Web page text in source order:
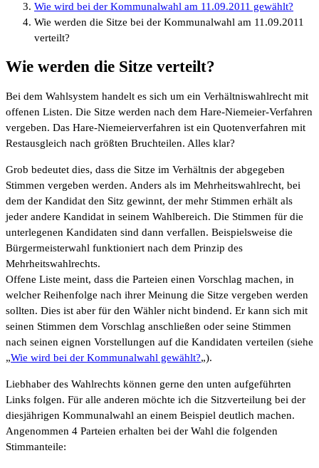
Wie wird bei der Kommunalwahl am 11.09.2011 gewählt?
Wie werden die Sitze bei der Kommunalwahl am 11.09.2011
verteilt?
Wie werden die Sitze verteilt?
Bei dem Wahlsystem handelt es sich um ein Verhältniswahlrecht mit
offenen Listen. Die Sitze werden nach dem Hare-Niemeier-Verfahren
vergeben. Das Hare-Niemeierverfahren ist ein Quotenverfahren mit
Restausgleich nach größten Bruchteilen. Alles klar?
Grob bedeutet dies, dass die Sitze im Verhältnis der abgegeben
Stimmen vergeben werden. Anders als im Mehrheitswahlrecht, bei
dem der Kandidat den Sitz gewinnt, der mehr Stimmen erhält als
jeder andere Kandidat in seinem Wahlbereich. Die Stimmen für die
unterlegenen Kandidaten sind dann verfallen. Beispielsweise die
Bürgermeisterwahl funktioniert nach dem Prinzip des
Mehrheitswahlrechts.
Offene Liste meint, dass die Parteien einen Vorschlag machen, in
welcher Reihenfolge nach ihrer Meinung die Sitze vergeben werden
sollten. Dies ist aber für den Wähler nicht bindend. Er kann sich mit
seinen Stimmen dem Vorschlag anschließen oder seine Stimmen
nach seinen eignen Vorstellungen auf die Kandidaten verteilen (siehe
„Wie wird bei der Kommunalwahl gewählt?„).
Liebhaber des Wahlrechts können gerne den unten aufgeführten
Links folgen. Für alle anderen möchte ich die Sitzverteilung bei der
diesjährigen Kommunalwahl an einem Beispiel deutlich machen.
Angenommen 4 Parteien erhalten bei der Wahl die folgenden
Stimmanteile: